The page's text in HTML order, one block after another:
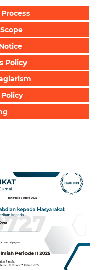
Policy